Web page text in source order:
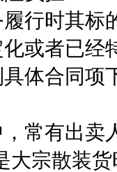
行时其标
或者已经
体合同
常有出卖
大宗散装